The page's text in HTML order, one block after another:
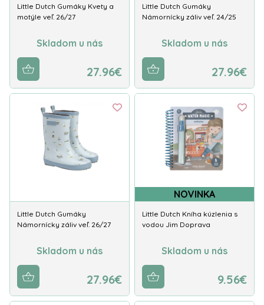
Little Dutch Gumáky Kvety a
motýle veľ. 26/27
Skladom u nás
27.96€
Little Dutch Gumáky
Námornícky záliv veľ. 24/25
Skladom u nás
27.96€
Little Dutch Gumáky
Námornícky záliv veľ. 26/27
Skladom u nás
27.96€
NOVINKA
Little Dutch Kníha kúzlenia s
vodou Jim Doprava
Skladom u nás
9.56€